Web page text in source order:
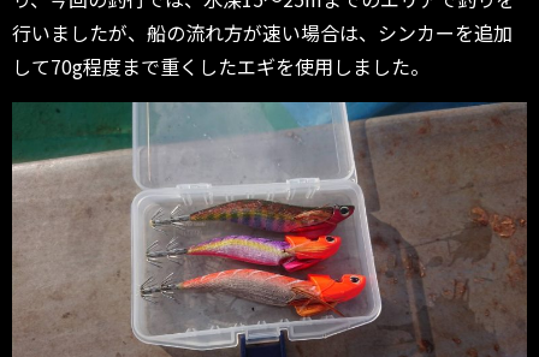
行いましたが、 船の流れ方が速い場合は、 シンカーを追加
して70g程度まで重くしたエギを使用しました。